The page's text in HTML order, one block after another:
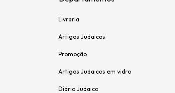
Livraria
Artigos Judaicos
Promoção
Artigos Judaicos em vidro
Diário Judaico